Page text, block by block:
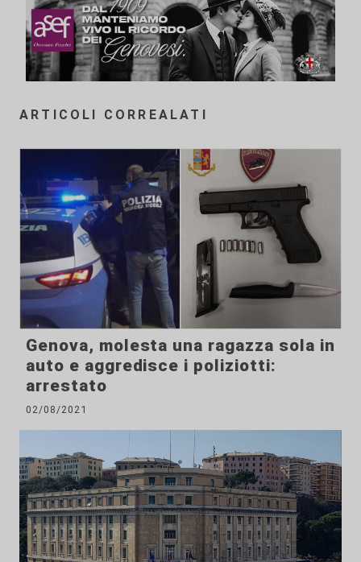
ARTICOLI CORREALATI
Genova, molesta una ragazza sola in
auto e aggredisce i poliziotti:
arrestato
02/08/2021